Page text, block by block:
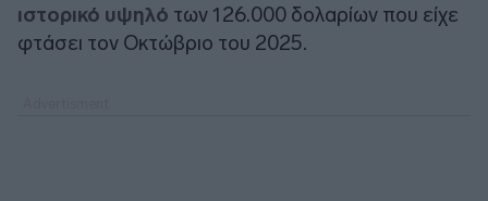
ιστορικό υψηλό των 126.000 δολαρίων που είχε
φτάσει τον Οκτώβριο του 2025.